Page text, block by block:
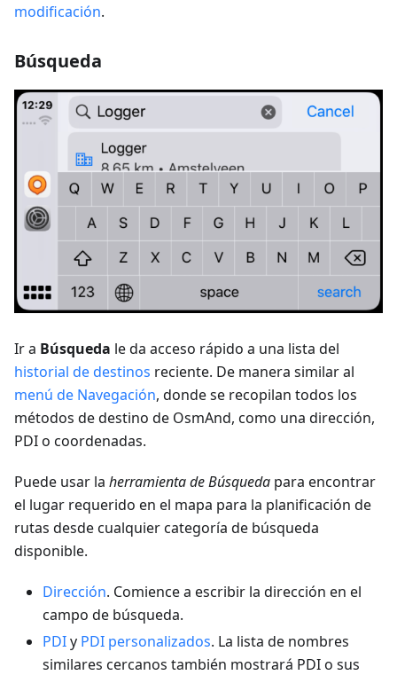
modificación.
Búsqueda
Ir a Búsqueda le da acceso rápido a una lista del
historial de destinos reciente. De manera similar al
menú de Navegación, donde se recopilan todos los
métodos de destino de OsmAnd, como una dirección,
PDI o coordenadas.
Puede usar la herramienta de Búsqueda para encontrar
el lugar requerido en el mapa para la planificación de
rutas desde cualquier categoría de búsqueda
disponible.
Dirección. Comience a escribir la dirección en el
campo de búsqueda.
PDIy PDI personalizados. La lista de nombres
similares cercanos también mostrará PDI o sus